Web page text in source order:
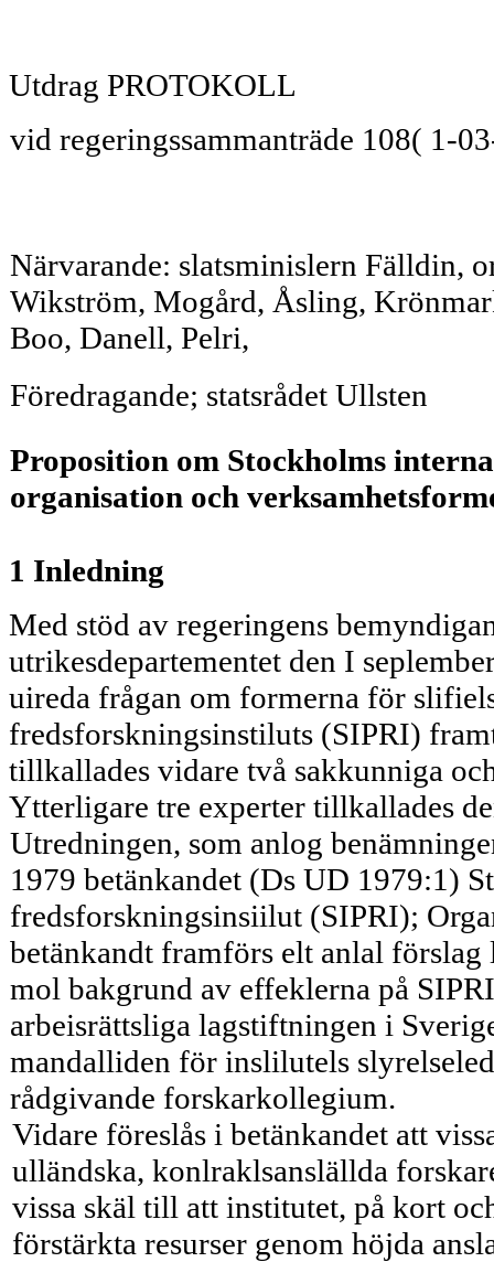
Utdrag PROTOKOLL
vid regeringssammanträde 108( 1-
Närvarande: slatsminislern Fälldin,
Wikström, Mogård, Åsling,
Boo, Danell, Pelri,
Föredragande; statsrådet Ullsten
Proposition om Stockholms
organisation och
1 Inledning
Med stöd av regeringens
utrikesdepartementet den I
uireda frågan om formerna för
fredsforskningsinstiluts (SIPRI)
tillkallades vidare två sakkunniga
Ytterligare tre experter tillkallades
Utredningen, som anlog
1979 betänkandet (Ds UD 1979:1)
fredsforskningsinsiilut (SIPRI);
betänkandt framförs elt anlal
mol bakgrund av effeklerna på
arbeisrättsliga lagstiftningen i
mandalliden för inslilutels
rådgivande forskarkollegium.
Vidare föreslås i betänkandet att
ulländska, konlraklsanslällda
vissa skäl till att institutet, på kort
förstärkta resurser genom höjda